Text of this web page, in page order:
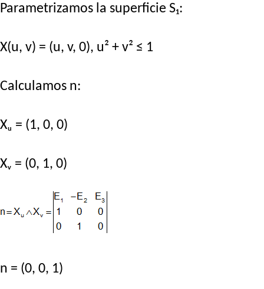
Parametrizamos la superficie S₁:
X(u, v) = (u, v, 0), u² + v² ≤ 1
Calculamos n:
Xᵤ = (1, 0, 0)
Xᵥ = (0, 1, 0)
n = (0, 0, 1)